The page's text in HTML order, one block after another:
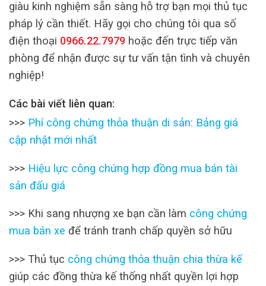
giàu kinh nghiệm sẵn sàng hỗ trợ bạn mọi thủ tục
pháp lý cần thiết. Hãy gọi cho chúng tôi qua số
điện thoại 0966.22.7979 hoặc đến trực tiếp văn
phòng để nhận được sự tư vấn tận tình và chuyên
nghiệp!
Các bài viết liên quan:
>>> Phí công chứng thỏa thuận di sản: Bảng giá
cập nhật mới nhất
>>> Hiệu lực công chứng hợp đồng mua bán tài
sản đấu giá
>>> Khi sang nhượng xe bạn cần làm công chứng
mua bán xe để tránh tranh chấp quyền sở hữu
>>> Thủ tục công chứng thỏa thuận chia thừa kế
giúp các đồng thừa kế thống nhất quyền lợi hợp